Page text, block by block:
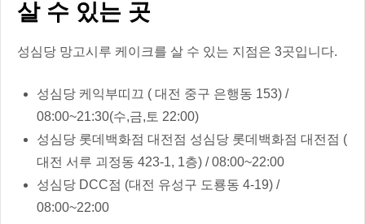
살 수 있는 곳
성심당 망고시루 케이크를 살 수 있는 지점은 3곳입니다.
성심당 케익부띠끄 ( 대전 중구 은행동 153) /
08:00~21:30(수,금,토 22:00)
성심당 롯데백화점 대전점 성심당 롯데백화점 대전점 (
대전 서루 괴정동 423-1, 1층) / 08:00~22:00
성심당 DCC점 (대전 유성구 도룡동 4-19) /
08:00~22:00